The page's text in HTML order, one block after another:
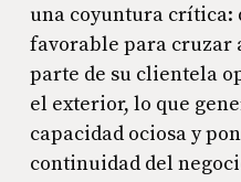
una coyuntura crítica:
favorable para cruzar
parte de su clientela
el exterior, lo que
capacidad ociosa y
continuidad del